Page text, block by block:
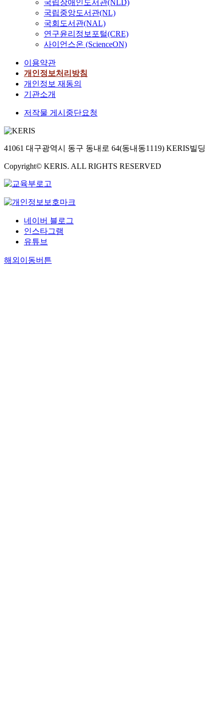
국립장애인도서관(NLD)
국립중앙도서관(NL)
국회도서관(NAL)
연구윤리정보포털(CRE)
사이언스온 (ScienceON)
이용약관
개인정보처리방침
개인정보 재동의
기관소개
저작물 게시중단요청
41061 대구광역시 동구 동내로 64(동내동1119) KERIS빌딩
Copyright© KERIS. ALL RIGHTS RESERVED
네이버 블로그
인스타그램
유튜브
해외이동버튼